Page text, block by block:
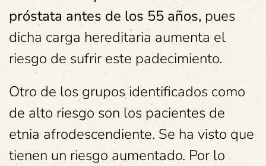
próstata antes de los 55 años, pues
dicha carga hereditaria aumenta el
riesgo de sufrir este padecimiento.
Otro de los grupos identificados como
de alto riesgo son los pacientes de
etnia afrodescendiente. Se ha visto que
tienen un riesgo aumentado. Por lo